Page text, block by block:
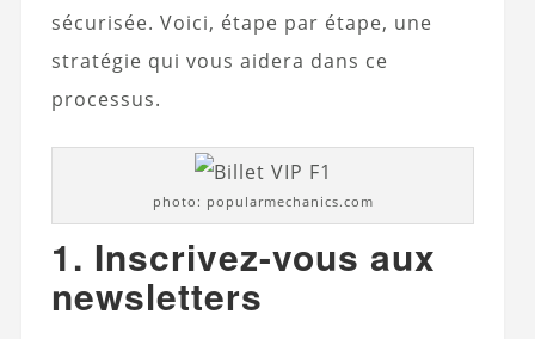
sécurisée. Voici, étape par étape, une
stratégie qui vous aidera dans ce
processus.
photo: popularmechanics.com
1. Inscrivez-vous aux
newsletters